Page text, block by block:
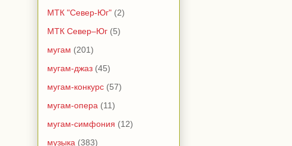
МТК "Север-Юг" (2)
МТК Север–Юг (5)
мугам (201)
мугам-джаз (45)
мугам-конкурс (57)
мугам-опера (11)
мугам-симфония (12)
музыка (383)